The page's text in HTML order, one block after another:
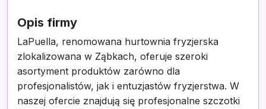
Opis firmy
LaPuella, renomowana hurtownia fryzjerska
zlokalizowana w Ząbkach, oferuje szeroki
asortyment produktów zarówno dla
profesjonalistów, jak i entuzjastów fryzjerstwa. W
naszej ofercie znajdują się profesjonalne szczotki